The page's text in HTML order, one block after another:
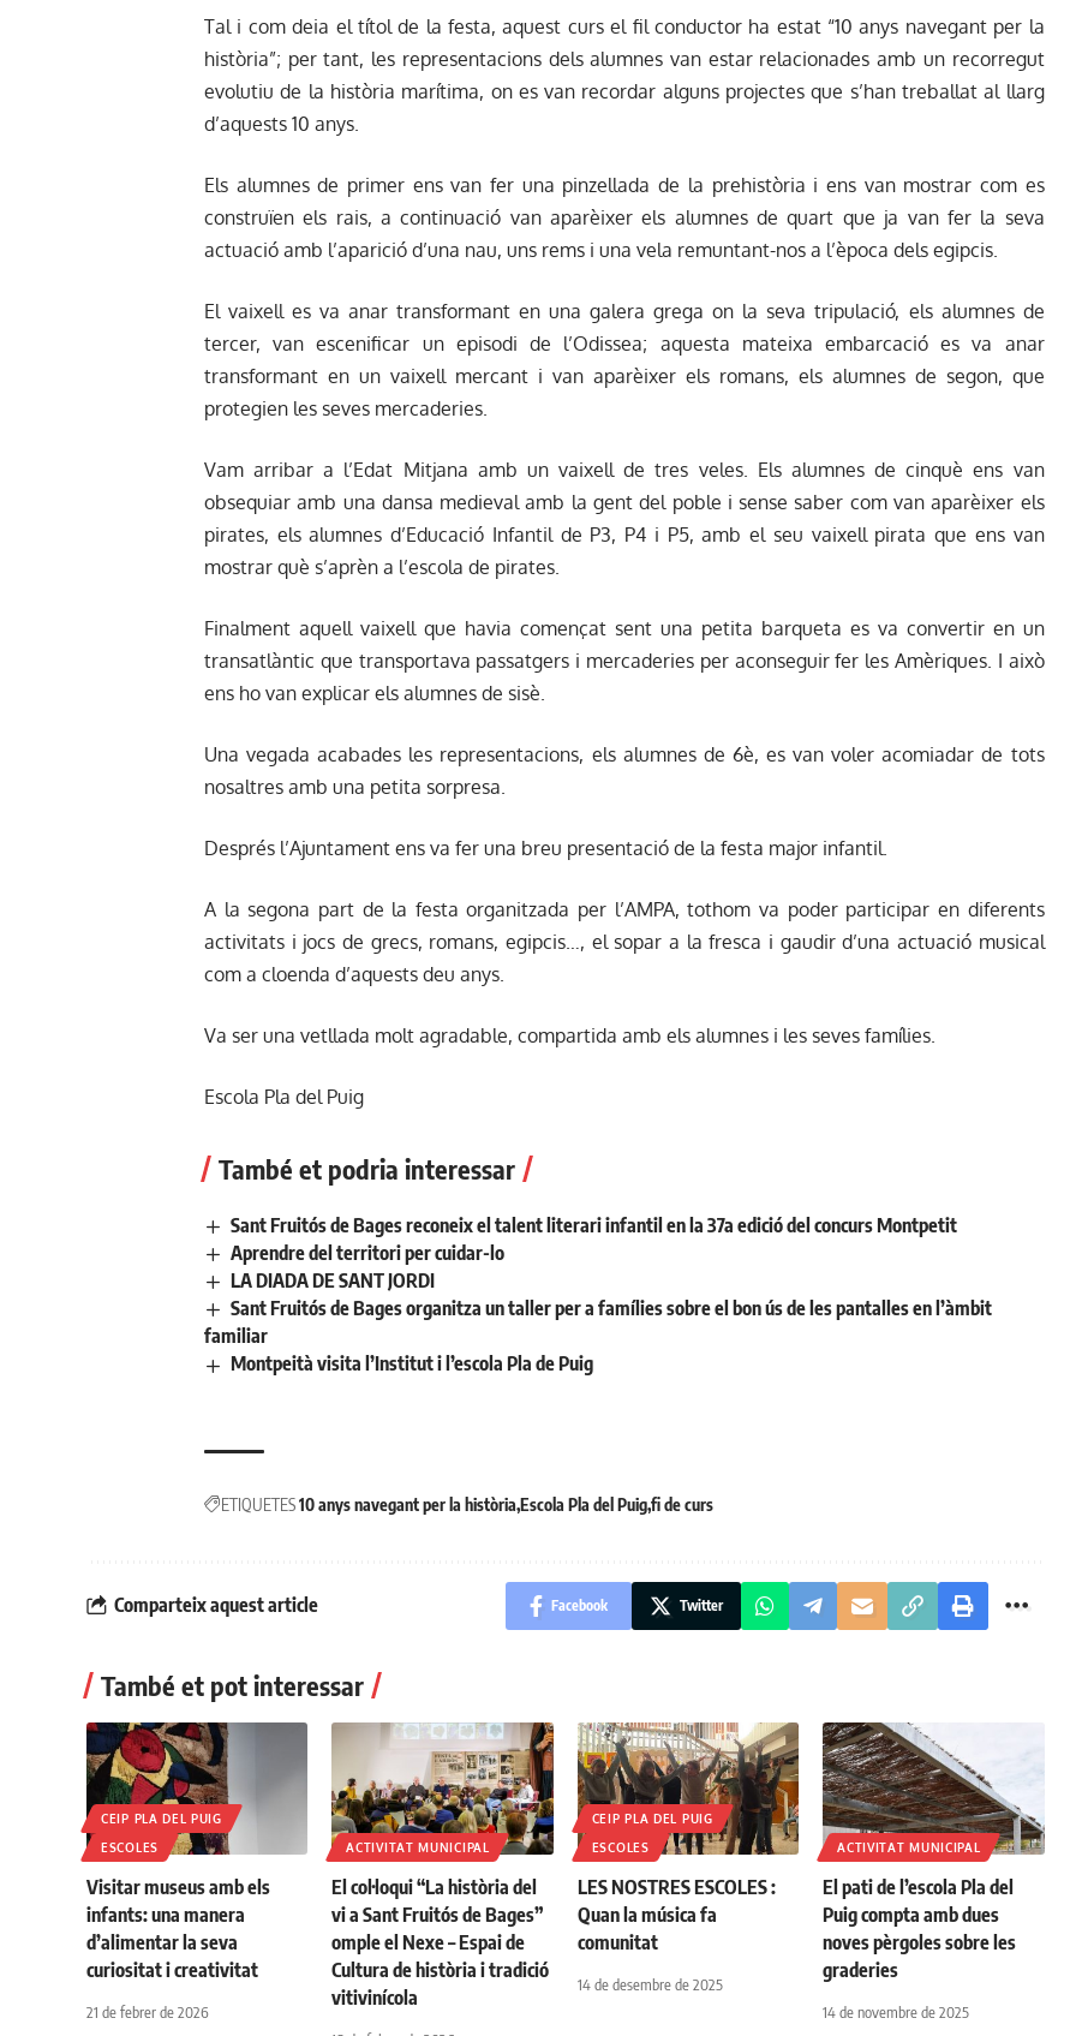
Tal i com deia el títol de la festa, aquest curs el fil conductor ha estat “10 anys navegant per la
història”; per tant, les representacions dels alumnes van estar relacionades amb un recorregut
evolutiu de la història marítima, on es van recordar alguns projectes que s’han treballat al llarg
d’aquests 10 anys.
Els alumnes de primer ens van fer una pinzellada de la prehistòria i ens van mostrar com es
construïen els rais, a continuació van aparèixer els alumnes de quart que ja van fer la seva
actuació amb l’aparició d’una nau, uns rems i una vela remuntant-nos a l’època dels egipcis.
El vaixell es va anar transformant en una galera grega on la seva tripulació, els alumnes de
tercer, van escenificar un episodi de l’Odissea; aquesta mateixa embarcació es va anar
transformant en un vaixell mercant i van aparèixer els romans, els alumnes de segon, que
protegien les seves mercaderies.
Vam arribar a l’Edat Mitjana amb un vaixell de tres veles. Els alumnes de cinquè ens van
obsequiar amb una dansa medieval amb la gent del poble i sense saber com van aparèixer els
pirates, els alumnes d’Educació Infantil de P3, P4 i P5, amb el seu vaixell pirata que ens van
mostrar què s’aprèn a l’escola de pirates.
Finalment aquell vaixell que havia començat sent una petita barqueta es va convertir en un
transatlàntic que transportava passatgers i mercaderies per aconseguir fer les Amèriques. I això
ens ho van explicar els alumnes de sisè.
Una vegada acabades les representacions, els alumnes de 6è, es van voler acomiadar de tots
nosaltres amb una petita sorpresa.
Després l’Ajuntament ens va fer una breu presentació de la festa major infantil.
A la segona part de la festa organitzada per l’AMPA, tothom va poder participar en diferents
activitats i jocs de grecs, romans, egipcis…, el sopar a la fresca i gaudir d’una actuació musical
com a cloenda d’aquests deu anys.
Va ser una vetllada molt agradable, compartida amb els alumnes i les seves famílies.
Escola Pla del Puig
També et podria interessar
Sant Fruitós de Bages reconeix el talent literari infantil en la 37a edició del concurs Montpetit
Aprendre del territori per cuidar-lo
LA DIADA DE SANT JORDI
Sant Fruitós de Bages organitza un taller per a famílies sobre el bon ús de les pantalles en l’àmbit
familiar
Montpeità visita l’Institut i l’escola Pla de Puig
ETIQUETES10 anys navegant per la història Escola Pla del Puigfi de curs
Comparteix aquest article Facebook Twitter
També et pot interessar
CEIP PLA DEL PUIG
ESCOLES
Visitar museus amb els
infants: una manera
d’alimentar la seva
curiositat i creativitat
21 de febrer de 2026
ACTIVITAT MUNICIPAL
El col·loqui “La història del
vi a Sant Fruitós de Bages”
omple el Nexe – Espai de
Cultura de història i tradició
vitivinícola
CEIP PLA DEL PUIG
ESCOLES
LES NOSTRES ESCOLES :
Quan la música fa
comunitat
14 de desembre de 2025
ACTIVITAT MUNICIPAL
El pati de l’escola Pla del
Puig compta amb dues
noves pèrgoles sobre les
graderies
14 de novembre de 2025